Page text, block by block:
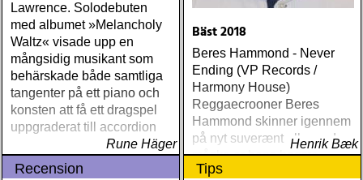
Lawrence. Solodebuten
med albumet »Melancholy
Waltz« visade upp en
mångsidig musikant som
behärskade både samtliga
tangenter på ett piano och
konsten att få ett dragspel
uppgraderat till accordion
Rune Häger
Bäst 2018
Beres Hammond - Never
Ending (VP Records /
Harmony House)
Reggaecrooner Beres
Hammond skinner igennem
på nyt suverænt album, der
måske er hans bedste
gennem tiderne
Henrik Bæk
Recension Tips